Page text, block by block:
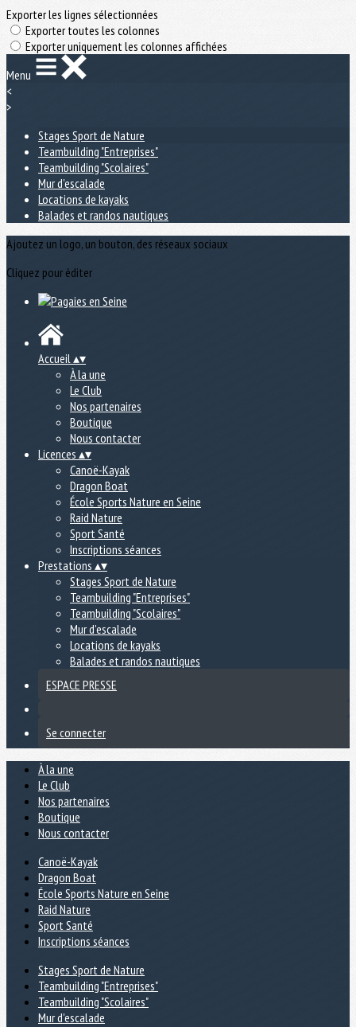
Exporter les lignes sélectionnées
Exporter toutes les colonnes
Exporter uniquement les colonnes affichées
Menu
<
>
Stages Sport de Nature
Teambuilding "Entreprises"
Teambuilding "Scolaires"
Mur d'escalade
Locations de kayaks
Balades et randos nautiques
Ajoutez un logo, un bouton, des réseaux sociaux
Cliquez pour éditer
Accueil▴▾
À la une
Le Club
Nos partenaires
Boutique
Nous contacter
Licences ▴▾
Canoë-Kayak
Dragon Boat
École Sports Nature en Seine
Raid Nature
Sport Santé
Inscriptions séances
Prestations ▴▾
Stages Sport de Nature
Teambuilding "Entreprises"
Teambuilding "Scolaires"
Mur d'escalade
Locations de kayaks
Balades et randos nautiques
ESPACE PRESSE
Se connecter
À la une
Le Club
Nos partenaires
Boutique
Nous contacter
Canoë-Kayak
Dragon Boat
École Sports Nature en Seine
Raid Nature
Sport Santé
Inscriptions séances
Stages Sport de Nature
Teambuilding "Entreprises"
Teambuilding "Scolaires"
Mur d'escalade